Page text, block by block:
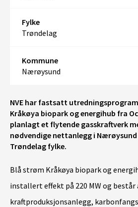
Fylke
Trøndelag
Kommune
Nærøysund
NVE har fastsatt
Kråkøya biopark og energihub fra
planlagt et flytende gasskraftverk
nødvendige nettanlegg i
Trøndelag fylke.
Blå strøm Kråkøya biopark og
installert effekt på 220 MW og består
kraftproduksjonsanlegg,